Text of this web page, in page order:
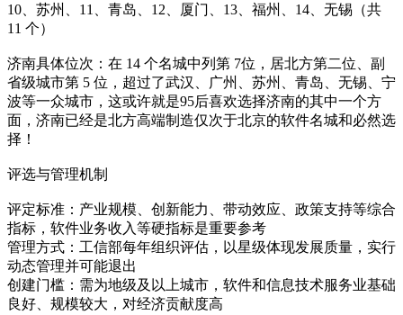
10、苏州、11、青岛、12、厦门、13、福州、14、无锡（共
11 个）
济南具体位次：在 14 个名城中列第 7位，居北方第二位、副
省级城市第 5 位，超过了武汉、广州、苏州、青岛、无锡、宁
波等一众城市，这或许就是95后喜欢选择济南的其中一个方
面，济南已经是北方高端制造仅次于北京的软件名城和必然选
择！
评选与管理机制
评定标准：产业规模、创新能力、带动效应、政策支持等综合
指标，软件业务收入等硬指标是重要参考
管理方式：工信部每年组织评估，以星级体现发展质量，实行
动态管理并可能退出
创建门槛：需为地级及以上城市，软件和信息技术服务业基础
良好、规模较大，对经济贡献度高